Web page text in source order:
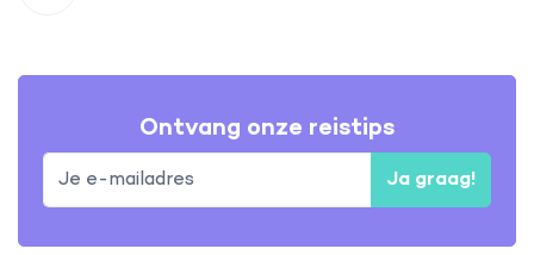
Ontvang onze reistips
Ja graag!